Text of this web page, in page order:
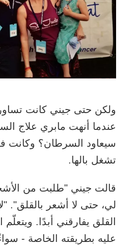
ولكن حتى جيني كانت
عندما أنهت مابري علاج
سيعاود السرطان؟ وكانت
تشغل بالها.
قالت جيني "طلبت من
لي، حتى لا أشعر بالقلق".
القلق يفارقني أبدًا. ويتعلّم
عليه بطريقته الخاصة -